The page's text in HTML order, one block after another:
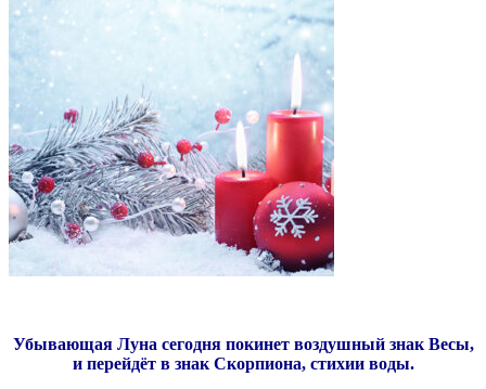
Убывающая Луна сегодня покинет воздушный знак Весы,
и перейдёт в знак Скорпиона, стихии воды.